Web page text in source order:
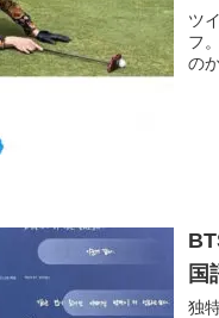
ツ
フ
の
国
独